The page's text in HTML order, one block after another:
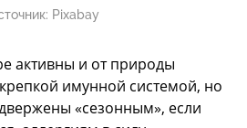
Pixabay
активны и от природы
имунной системой, но
«сезонным», если